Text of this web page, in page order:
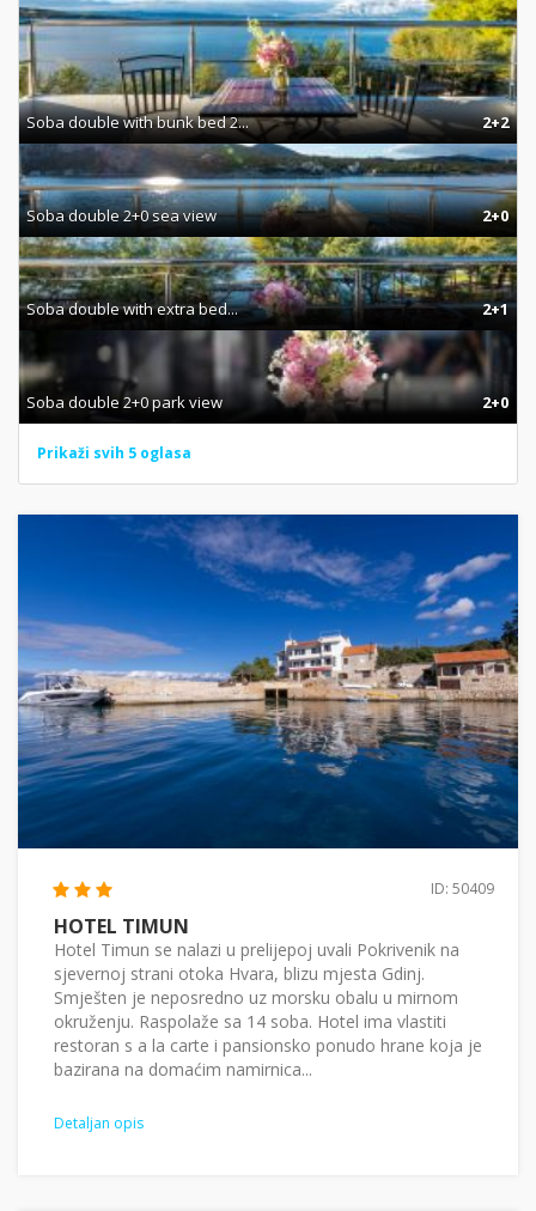
Soba double with bunk bed 2... 2+2
Soba double 2+0 sea view 2+0
Soba double with extra bed... 2+1
Soba double 2+0 park view 2+0
Prikaži svih 5 oglasa
ID: 50409
HOTEL TIMUN
Hotel Timun se nalazi u prelijepoj uvali Pokrivenik na
sjevernoj strani otoka Hvara, blizu mjesta Gdinj.
Smješten je neposredno uz morsku obalu u mirnom
okruženju. Raspolaže sa 14 soba. Hotel ima vlastiti
restoran s a la carte i pansionsko ponudo hrane koja je
bazirana na domaćim namirnica...
Detaljan opis